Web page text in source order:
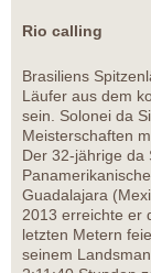
Rio calling
Brasiliens
Läufer aus dem
sein. Solonei da
Meisterschaften
Der 32-jährige da
Guadalajara
2013 erreichte er
letzten Metern
seinem